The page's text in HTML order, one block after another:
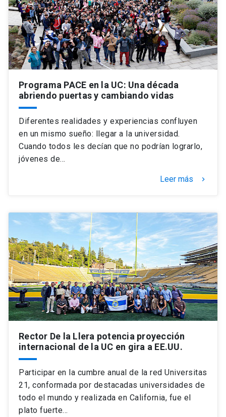
Programa PACE en la UC: Una década
abriendo puertas y cambiando vidas
Diferentes realidades y experiencias confluyen
en un mismo sueño: llegar a la universidad.
Cuando todos les decían que no podrían lograrlo,
jóvenes de…
Leer más keyboard_arrow_right
Rector De la Llera potencia proyección
internacional de la UC en gira a EE.UU.
Participar en la cumbre anual de la red Universitas
21, conformada por destacadas universidades de
todo el mundo y realizada en California, fue el
plato fuerte…